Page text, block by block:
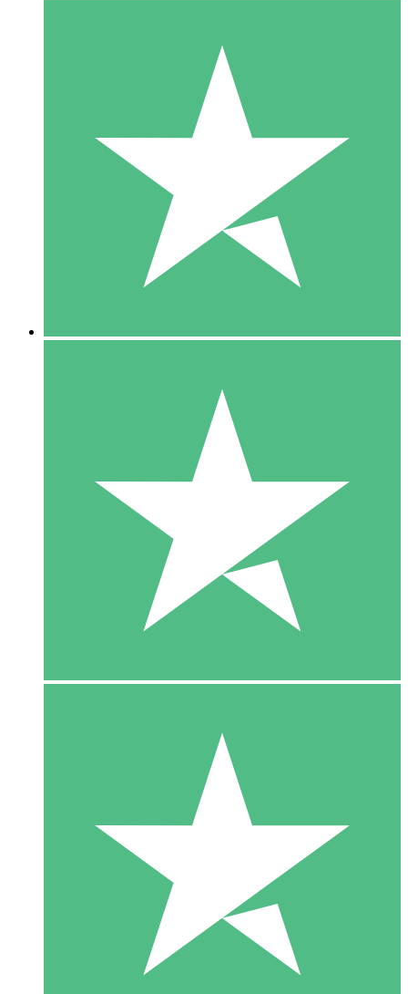
Packs de Crédits Individuels
Payez à l'utilisation avec des crédits de téléchargement. Sans
1 Téléchargement
10 00
10 Téléchargements
20 00